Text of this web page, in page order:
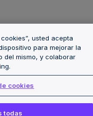
usted acepta
para mejorar la
del mismo, y colaborar
cookies
todas